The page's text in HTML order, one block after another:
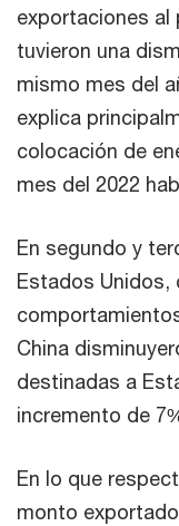
exportaciones al
tuvieron una
mismo mes del
explica
colocación de
mes del 2022
En segundo y
Estados Unidos,
China
destinadas a
incremento de
En lo que
monto